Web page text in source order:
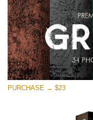
PURCHASE → $23